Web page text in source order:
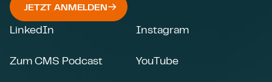
JETZT ANMELDEN
LinkedIn Instagram
Zum CMS Podcast YouTube